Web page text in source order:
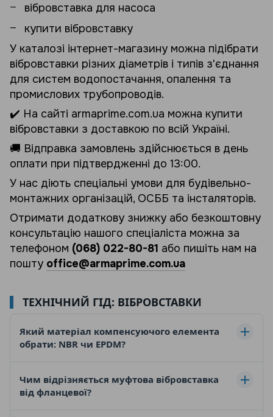
вібровставка для насоса
купити вібровставку
У каталозі інтернет-магазину можна підібрати
вібровставки різних діаметрів і типів з'єднання
для систем водопостачання, опалення та
промислових трубопроводів.
✔️ На сайті armaprime.com.ua можна купити
вібровставки з доставкою по всій Україні.
🚚 Відправка замовлень здійснюється в день
оплати при підтвердженні до 13:00.
У нас діють спеціальні умови для будівельно-
монтажних організацій, ОСББ та інсталяторів.
Отримати додаткову знижку або безкоштовну
консультацію нашого спеціаліста можна за
телефоном (068) 022-80-81 або пишіть нам на
пошту office@armaprime.com.ua
ТЕХНІЧНИЙ ГІД: ВІБРОВСТАВКИ
Який матеріал компенсуючого елемента
обрати: NBR чи EPDM?
EPDM(етилен-пропіленовий каучук) найкраще
підходить для гарячої та холодної води, систем
Чим відрізняється муфтова вібровставка
від фланцевої?